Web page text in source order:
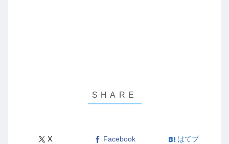
X Facebook はてブ